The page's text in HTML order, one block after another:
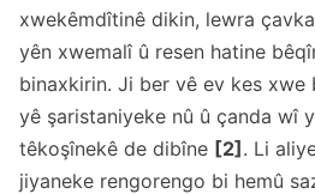
xwekêmdîtinê dikin, lewra
yên xwemalî û resen hatine
binaxkirin. Ji ber vê ev kes
yê şaristaniyeke nû û çanda wî
têkoşînekê de dibîne [2]. Li
jiyaneke rengorengo bi hemû